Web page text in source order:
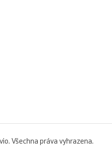
Všechna práva vyhrazena.